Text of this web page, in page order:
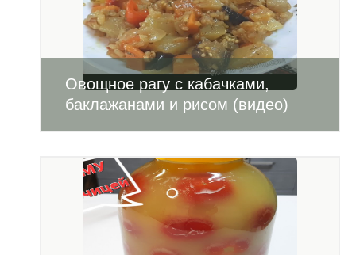
Овощное рагу с кабачками,
баклажанами и рисом (видео)